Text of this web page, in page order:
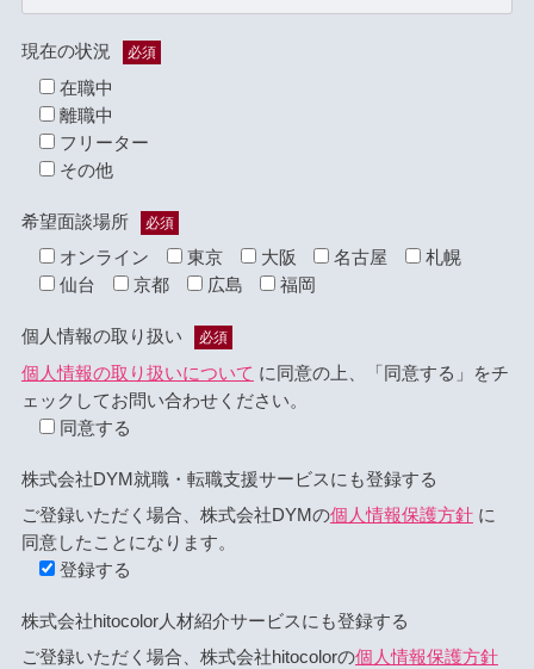
現在の状況 必須
在職中
離職中
フリーター
その他
希望面談場所 必須
オンライン 東京 大阪 名古屋
札幌
仙台
京都 広島 福岡
個人情報の取り扱い 必須
個人情報の取り扱いについて に同意の上、「同意する」をチ
ェックしてお問い合わせください。
同意する
株式会社DYM就職・転職支援サービスにも登録する
ご登録いただく場合、株式会社DYMの個人情報保護方針に
同意したことになります。
登録する
株式会社hitocolor人材紹介サービスにも登録する
ご登録いただく場合、株式会社hitocolorの個人情報保護方針